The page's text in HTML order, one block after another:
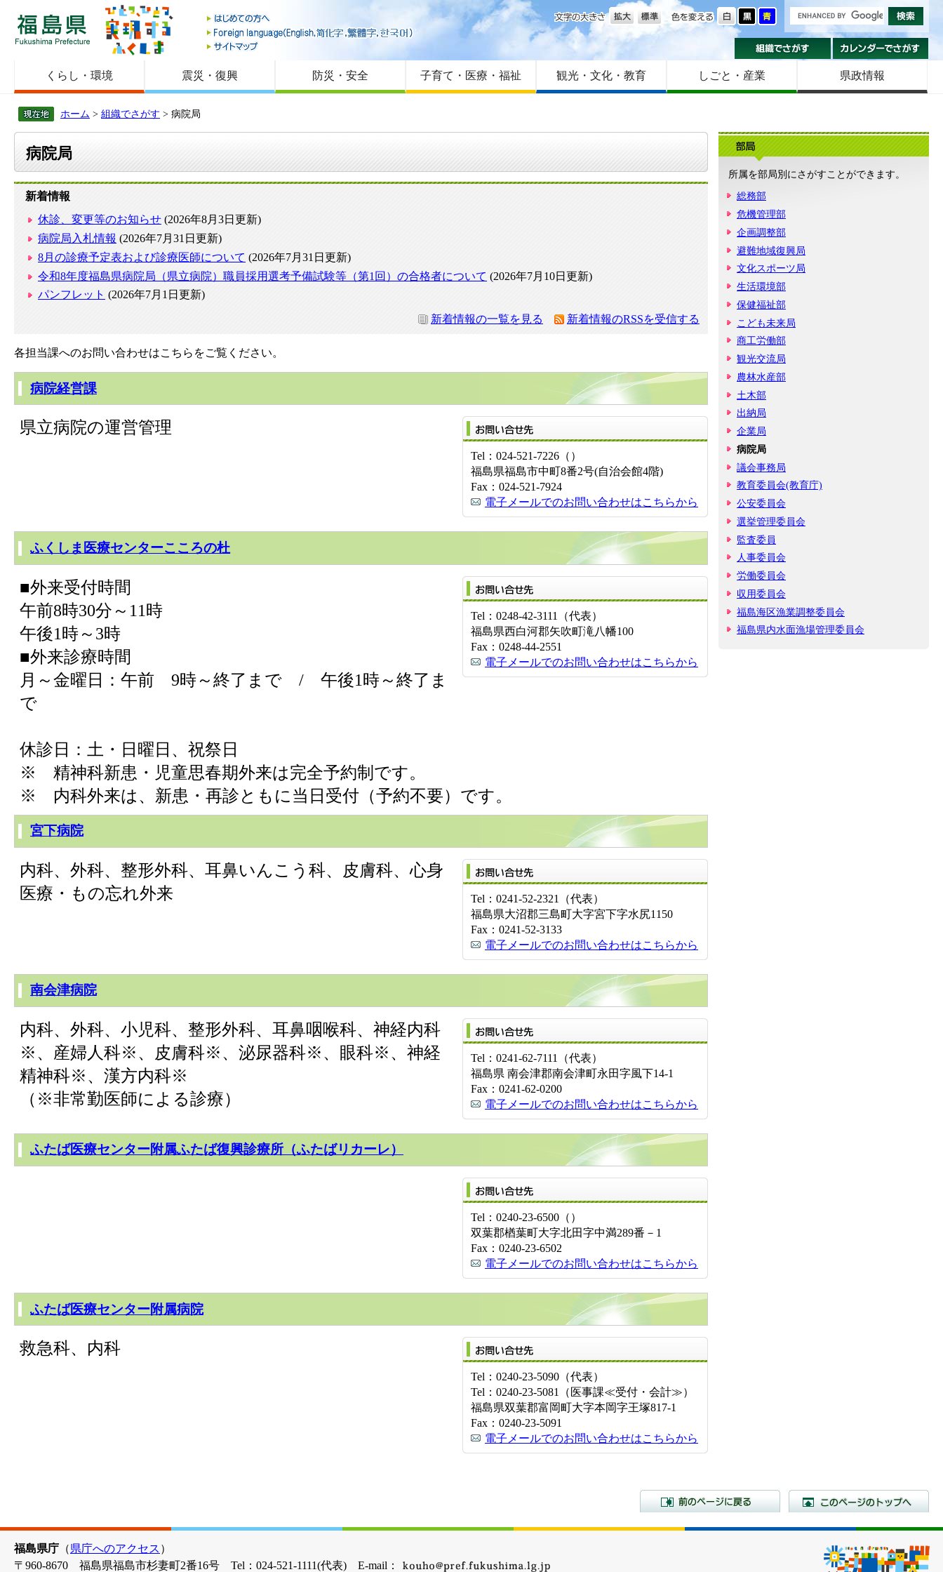
福島県
はじめての方へ
Foreign language
サイトマップ
色を変える
文字の大きさ
組織でさがす
くらし・環境 震災・復興 防災・安全 子育て・医療・福祉 観光・文化・教育 しごと・産業 県政情報
ホーム > 組織でさがす > 病院局
病院局
新着情報
休診、変更等のお知らせ (2026年8月3日更新)
病院局入札情報 (2026年7月31日更新)
8月の診療予定表および診療医師について (2026年7月31日更新)
令和8年度福島県病院局（県立病院）職員採用選考予備試験等（第1回）の合格者について (2026年7月10日更新)
パンフレット (2026年7月1日更新)
新着情報の一覧を見る 新着情報のRSSを受信する
各担当課へのお問い合わせはこちらをご覧ください。
病院経営課
お問い合せ先
Tel：024-521-7226（）
福島県福島市中町8番2号(自治会館4階)
Fax：024-521-7924
電子メールでのお問い合わせはこちらから
県立病院の運営管理
ふくしま医療センターこころの杜
お問い合せ先
Tel：0248-42-3111（代表）
福島県西白河郡矢吹町滝八幡100
Fax：0248-44-2551
電子メールでのお問い合わせはこちらから
■外来受付時間
午前8時30分～11時
午後1時～3時
■外来診療時間
月～金曜日：午前 9時～終了まで / 午後1時～終了ま
で
休診日：土・日曜日、祝祭日
※ 精神科新患・児童思春期外来は完全予約制です。
※ 内科外来は、新患・再診ともに当日受付（予約不要）です。
宮下病院
Tel：0241-52-2321（代表）
福島県大沼郡三島町大字宮下字水尻1150
Fax：0241-52-3133
電子メールでのお問い合わせはこちらから
内科、外科、整形外科、耳鼻いんこう科、皮膚科、心身
医療・もの忘れ外来
南会津病院
Tel：0241-62-7111（代表）
福島県 南会津郡南会津町永田字風下14-1
Fax：0241-62-0200
電子メールでのお問い合わせはこちらから
内科、外科、小児科、整形外科、耳鼻咽喉科、神経内科
※、産婦人科※、皮膚科※、泌尿器科※、眼科※、神経
精神科※、漢方内科※
（※非常勤医師による診療）
ふたば医療センター附属ふたば復興診療所（ふたばリカーレ）
Tel：0240-23-6500（）
双葉郡楢葉町大字北田字中満289番－1
Fax：0240-23-6502
電子メールでのお問い合わせはこちらから
ふたば医療センター附属病院
Tel：0240-23-5090（代表）
Tel：0240-23-5081（医事課≪受付・会計≫）
福島県双葉郡富岡町大字本岡字王塚817-1
Fax：0240-23-5091
電子メールでのお問い合わせはこちらから
救急科、内科
所属を部局別にさがすことができます。
総務部
危機管理部
企画調整部
避難地域復興局
文化スポーツ局
生活環境部
保健福祉部
こども未来局
商工労働部
観光交流局
農林水産部
土木部
出納局
企業局
病院局
議会事務局
教育委員会(教育庁)
公安委員会
選挙管理委員会
監査委員
人事委員会
労働委員会
収用委員会
福島海区漁業調整委員会
福島県内水面漁場管理委員会
前のページに戻る
福島県庁 （県庁へのアクセス ）
〒960-8670 福島県福島市杉妻町2番16号 Tel：024-521-1111(代表) E-mail：